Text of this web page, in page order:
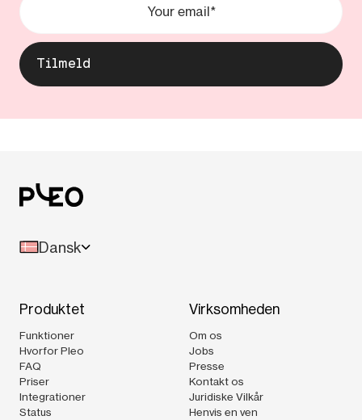
Dansk
Produktet
Funktioner
Hvorfor Pleo
FAQ
Priser
Integrationer
Status
Virksomheden
Om os
Jobs
Presse
Kontakt os
Juridiske Vilkår
Henvis en ven